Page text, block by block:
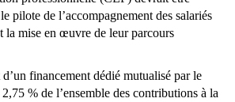
pilote de l’accompagnement des salariés
la mise en œuvre de leur parcours
financement dédié mutualisé par le
% de l’ensemble des contributions à la